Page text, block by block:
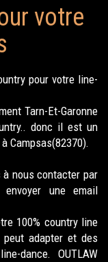
votre
pour votre line-
Tarn-Et-Garonne
donc il est un
Campsas(82370).
à nous contacter par
envoyer une email
100% country line
peut adapter et des
dance. OUTLAW